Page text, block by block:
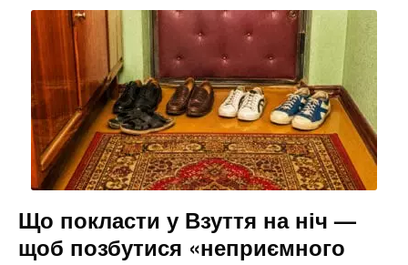
Що покласти у Взуття на ніч —
щоб позбутися «неприємного